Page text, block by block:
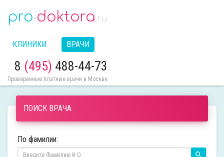
pro-doktora.ru
КЛИНИКИ ВРАЧИ
8 (495) 488-44-73
Проверенные платные врачи в Москве
ПОИСК ВРАЧА
По фамилии: